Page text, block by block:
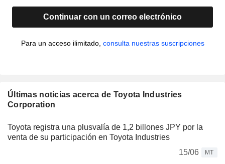
Continuar con un correo electrónico
Para un acceso ilimitado, consulta nuestras suscripciones
Últimas noticias acerca de Toyota Industries
Corporation
Toyota registra una plusvalía de 1,2 billones JPY por la
venta de su participación en Toyota Industries
15/06
MT